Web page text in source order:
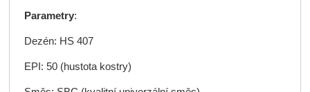
Parametry:
Dezén: HS 407
EPI: 50 (hustota kostry)